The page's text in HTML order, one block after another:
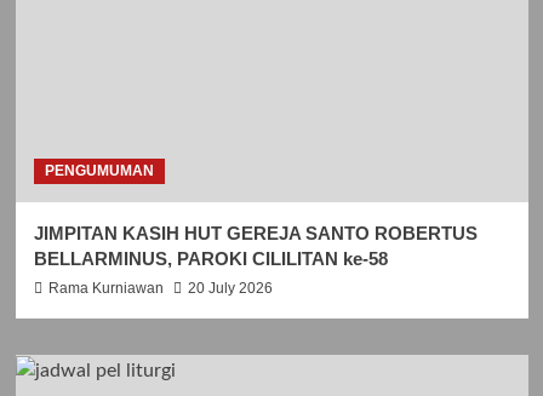
PENGUMUMAN
JIMPITAN KASIH HUT GEREJA SANTO ROBERTUS
BELLARMINUS, PAROKI CILILITAN ke-58
Rama Kurniawan 20 July 2026